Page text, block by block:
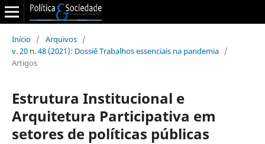
Início / Arquivos /
v. 20 n. 48 (2021): Dossiê Trabalhos essenciais na pandemia /
Artigos
Estrutura Institucional e
Arquitetura Participativa em
setores de políticas públicas